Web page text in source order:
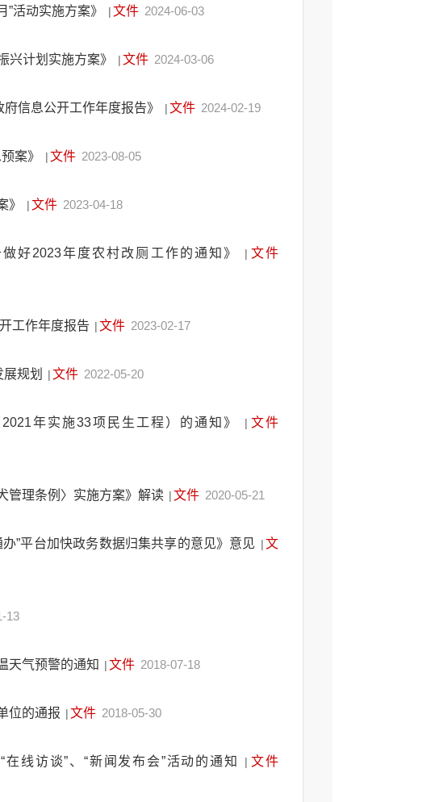
”活动实施方案》 |文件 2024-06-03
兴计划实施方案》 |文件 2024-03-06
信息公开工作年度报告》 |文件 2024-02-19
案》 |文件 2023-08-05
》 |文件 2023-04-18
好2023年度农村改厕工作的通知》 | 文件
工作年度报告 |文件 2023-02-17
规划 |文件 2022-05-20
年实施33项民生工程）的通知》 | 文件
管理条例〉实施方案》解读 |文件 2020-05-21
”平台加快政务数据归集共享的意见》意见 |文
13
天气预警的通知 |文件 2018-07-18
位的通报 |文件 2018-05-30
线访谈”、“新闻发布会”活动的通知 | 文件